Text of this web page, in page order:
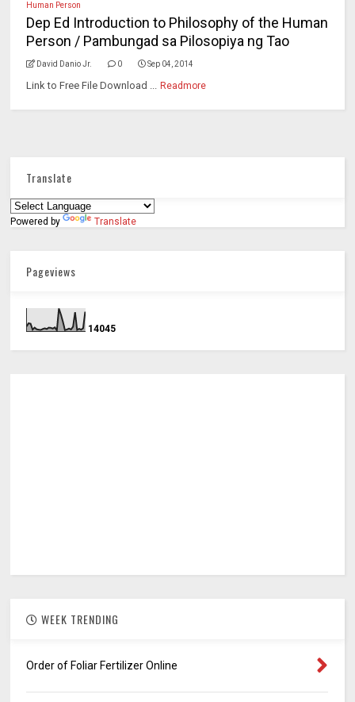
Human Person
Dep Ed Introduction to Philosophy of the Human
Person / Pambungad sa Pilosopiya ng Tao
David Danio Jr. 0 Sep 04, 2014
Link to Free File Download ... Readmore
Translate
Powered by Translate
Pageviews
14045
WEEK TRENDING
Order of Foliar Fertilizer Online